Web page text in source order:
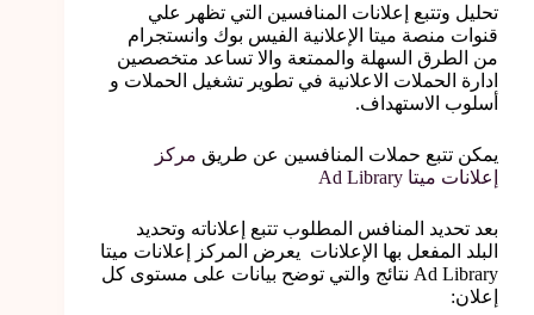
تحليل وتتبع إعلانات المنافسين التي تظهر علي
قنوات منصة ميتا الإعلانية الفيس بوك وانستجرام
من الطرق السهلة والممتعة والا تساعد متخصصين
ادارة الحملات الاعلانية في تطوير تشغيل الحملات و
أسلوب الاستهداف.
يمكن تتبع حملات المنافسين عن طريق مركز
إعلانات ميتا Ad Library
بعد تحديد المنافس المطلوب تتبع إعلاناته وتحديد
البلد المفعل بها الإعلانات يعرض المركز إعلانات ميتا
Ad Library نتائج والتي توضح بيانات على مستوى كل
إعلان: